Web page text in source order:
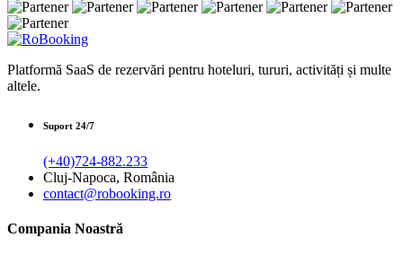
Platformă SaaS de rezervări pentru hoteluri, tururi, activități și multe
altele.
Suport 24/7
(+40)724-882.233
Cluj-Napoca, România
contact@robooking.ro
Compania Noastră